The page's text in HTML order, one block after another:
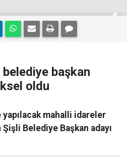
başkan
oldu
mahalli idareler
Belediye Başkan adayı